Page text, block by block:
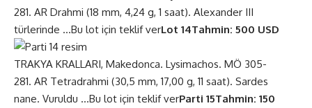
281. AR Drahmi (18 mm, 4,24 g, 1 saat). Alexander III
türlerinde …Bu lot için teklif verLot 14Tahmin: 500 USD
TRAKYA KRALLARI, Makedonca. Lysimachos. MÖ 305-
281. AR Tetradrahmi (30,5 mm, 17,00 g, 11 saat). Sardes
nane. Vuruldu …Bu lot için teklif verParti 15Tahmin: 150